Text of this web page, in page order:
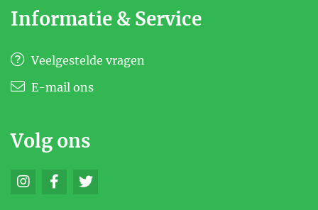
Informatie & Service
Veelgestelde vragen
E-mail ons
Volg ons